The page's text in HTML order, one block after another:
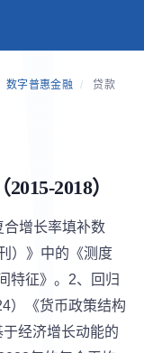
数字普惠金融 /
贷款
2018）
增长率填补数
）》中的《测度
特征》。2、回归
）《货币政策结构
经济增长动能的